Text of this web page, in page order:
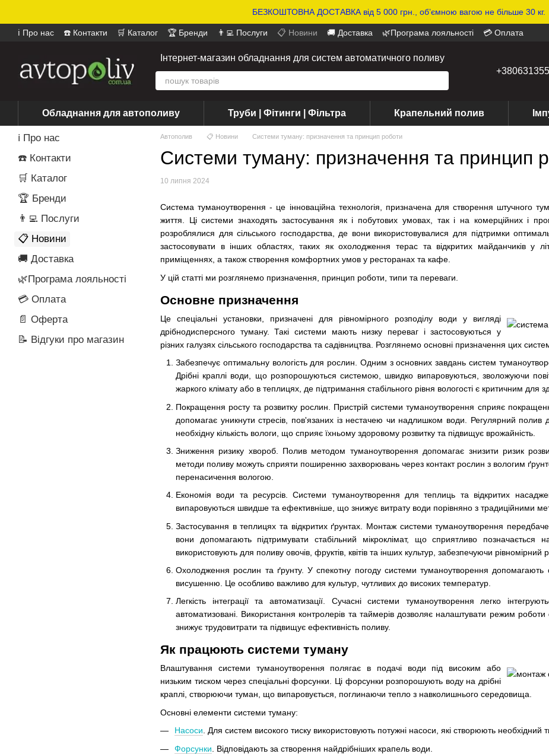
БЕЗКОШТОВНА ДОСТАВКА від 5 000 грн., обʼємною вагою не більше 30 кг.
ℹ️ Про нас ☎️ Контакти 🛒 Каталог 🏆 Бренди 👨‍💻 Послуги 📋 Новини 🚚 Доставка 🌿Програма лояльності
💳 Оплата
Інтернет-магазин обладнання для систем автоматичного поливу
Обладнання для автополиву Труби | Фітинги | Фільтра Крапельний полив
Автополив 📋 Новини Системи туману: призначення та принцип роботи
Системи туману: призначення та принцип
10 липня 2024
Система туманоутворення - це інноваційна технологія, призначена для створення штучного
життя. Ці системи знаходять застосування як і побутових умовах, так і на комерційних і
розроблялися для сільського господарства, де вони використовувалися для підтримки
застосовувати в інших областях, таких як охолодження терас та відкритих майданчиків у
приміщеннях, а також створення комфортних умов у ресторанах та кафе.
У цій статті ми розглянемо призначення, принцип роботи, типи та переваги.
Основне призначення
Це спеціальні установки, призначені для рівномірного розподілу води у вигляді
дрібнодисперсного туману. Такі системи мають низку переваг і застосовуються у
різних галузях сільського господарства та садівництва. Розглянемо основні призначення цих
Забезпечує оптимальну вологість для рослин. Одним з основних завдань систем
Дрібні краплі води, що розпорошуються системою, швидко випаровуються, зволожуючи
жаркого клімату або в теплицях, де підтримання стабільного рівня вологості є критичним для
Покращення росту та розвитку рослин. Пристрій системи туманоутворення сприяє
допомагає уникнути стресів, пов'язаних із нестачею чи надлишком води. Регулярний
необхідну кількість вологи, що сприяє їхньому здоровому розвитку та підвищує врожайність.
Зниження ризику хвороб. Полив методом туманоутворення допомагає знизити ризик
методи поливу можуть сприяти поширенню захворювань через контакт рослин з вологим
перенасичення вологою.
Економія води та ресурсів. Системи туманоутворення для теплиць та відкритих
випаровуються швидше та ефективніше, що знижує витрату води порівняно з традиційними
Застосування в теплицях та відкритих ґрунтах. Монтаж системи туманоутворення
вони допомагають підтримувати стабільний мікроклімат, що сприятливо
використовують для поливу овочів, фруктів, квітів та інших культур, забезпечуючи рівномірний
Охолодження рослин та ґрунту. У спекотну погоду системи туманоутворення допомагають
висушенню. Це особливо важливо для культур, чутливих до високих температур.
Легкість інтеграції та автоматизації. Сучасні системи туманоутворення легко
автоматизовані. Використання контролерів та таймерів дозволяє налаштувати режим
знижує трудовитрати та підвищує ефективність поливу.
Як працюють системи туману
Влаштування системи туманоутворення полягає в подачі води під високим або
низьким тиском через спеціальні форсунки. Ці форсунки розпорошують воду на дрібні
краплі, створюючи туман, що випаровується, поглинаючи тепло з навколишнього середовища.
Основні елементи системи туману:
Насоси. Для систем високого тиску використовують потужні насоси, які створюють необхідний
Форсунки . Відповідають за створення найдрібніших крапель води.
ℹ️ Про нас
☎️ Контакти
🛒 Каталог
🏆 Бренди
👨‍💻 Послуги
📋 Новини
🚚 Доставка
🌿Програма лояльності
💳 Оплата
📄 Оферта
📝 Відгуки про магазин